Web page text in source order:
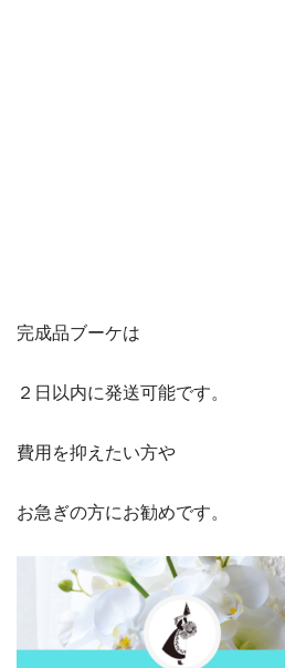
完成品ブーケは
２日以内に発送可能です。
費用を抑えたい方や
お急ぎの方にお勧めです。